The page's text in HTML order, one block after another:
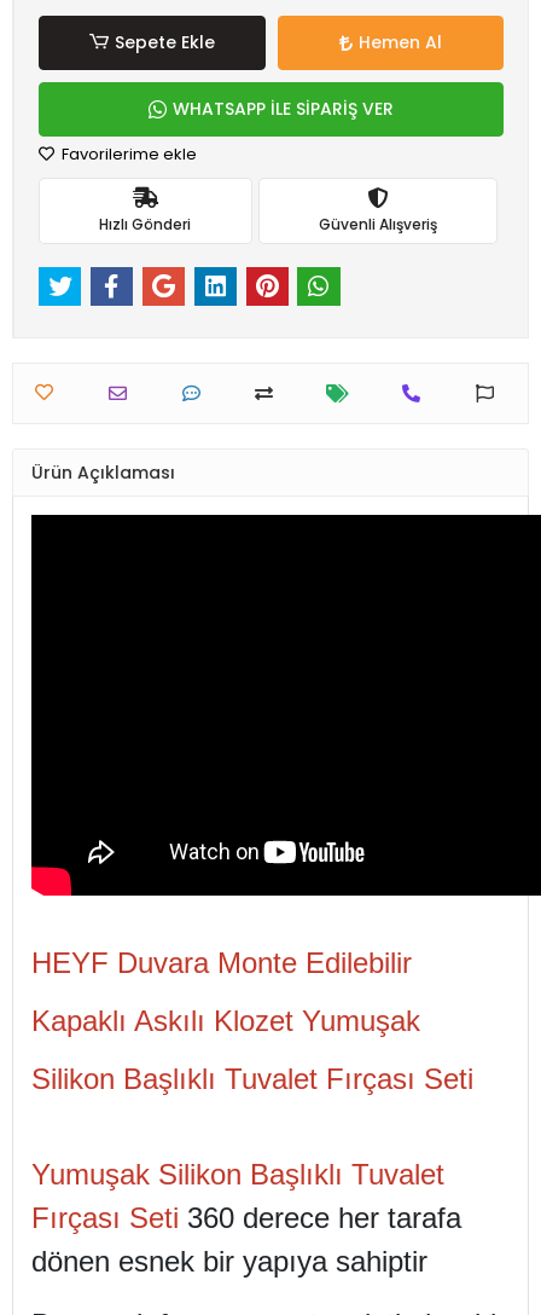
Sepete Ekle Hemen Al
WHATSAPP İLE SİPARİŞ VER
Favorilerime ekle
Hızlı Gönderi Güvenli Alışveriş
Ürün Açıklaması
HEYF Duvara Monte Edilebilir
Kapaklı Askılı Klozet Yumuşak
Silikon Başlıklı Tuvalet Fırçası Seti
Yumuşak Silikon Başlıklı Tuvalet
Fırçası Seti 360 derece her tarafa
dönen esnek bir yapıya sahiptir